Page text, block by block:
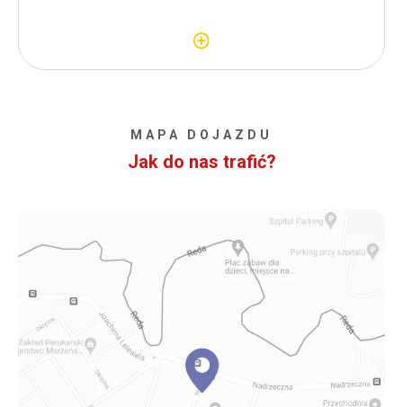
MAPA DOJAZDU
Jak do nas trafić?